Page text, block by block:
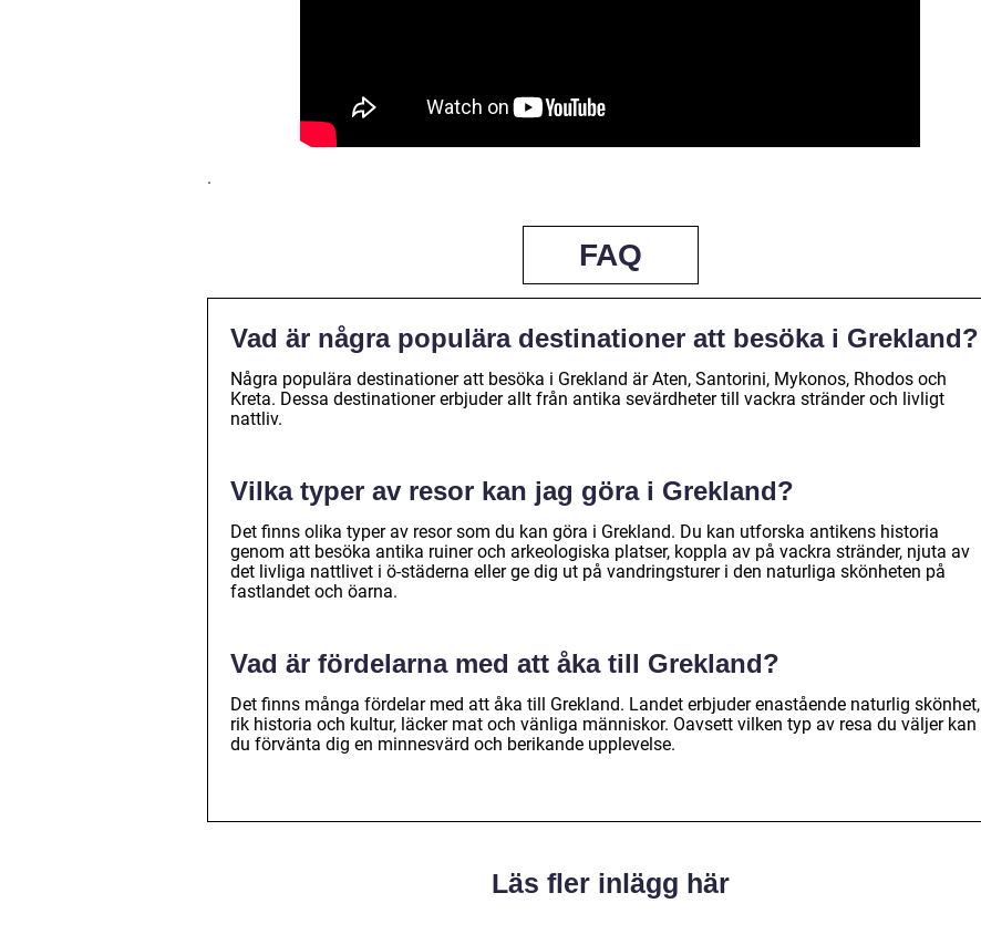
.
FAQ
Vad är några populära destinationer att besöka i Grekland?
Några populära destinationer att besöka i Grekland är Aten, Santorini, Mykonos, Rhodos och
Kreta. Dessa destinationer erbjuder allt från antika sevärdheter till vackra stränder och livligt
nattliv.
Vilka typer av resor kan jag göra i Grekland?
Det finns olika typer av resor som du kan göra i Grekland. Du kan utforska antikens historia
genom att besöka antika ruiner och arkeologiska platser, koppla av på vackra stränder, njuta av
det livliga nattlivet i ö-städerna eller ge dig ut på vandringsturer i den naturliga skönheten på
fastlandet och öarna.
Vad är fördelarna med att åka till Grekland?
Det finns många fördelar med att åka till Grekland. Landet erbjuder enastående naturlig skönhet,
rik historia och kultur, läcker mat och vänliga människor. Oavsett vilken typ av resa du väljer kan
du förvänta dig en minnesvärd och berikande upplevelse.
Läs fler inlägg här